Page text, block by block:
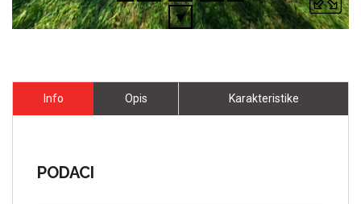
Info Opis Karakteristike
PODACI